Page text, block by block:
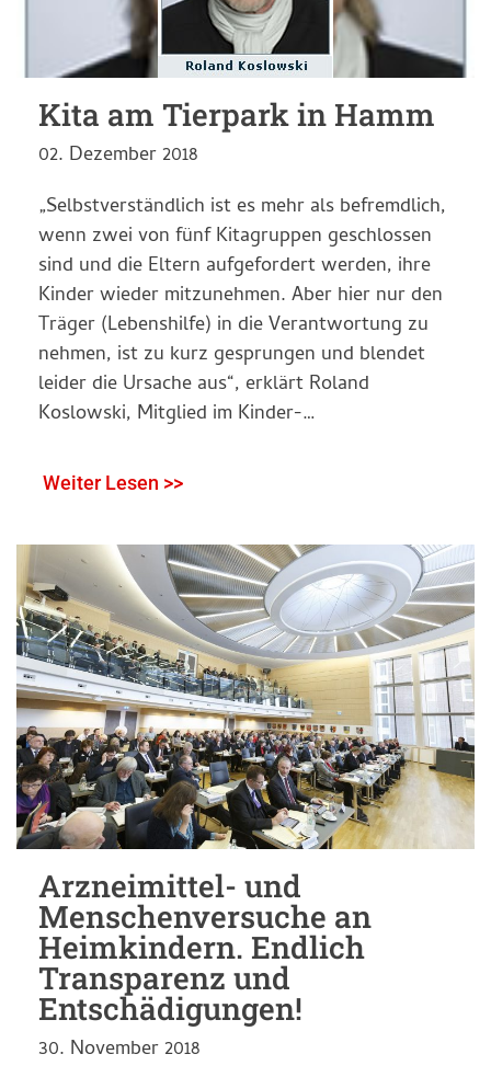
Kita am Tierpark in Hamm
02. Dezember 2018
„Selbstverständlich ist es mehr als befremdlich,
wenn zwei von fünf Kitagruppen geschlossen
sind und die Eltern aufgefordert werden, ihre
Kinder wieder mitzunehmen. Aber hier nur den
Träger (Lebenshilfe) in die Verantwortung zu
nehmen, ist zu kurz gesprungen und blendet
leider die Ursache aus“, erklärt Roland
Koslowski, Mitglied im Kinder-…
Weiter Lesen >>
Arzneimittel- und
Menschenversuche an
Heimkindern. Endlich
Transparenz und
Entschädigungen!
30. November 2018